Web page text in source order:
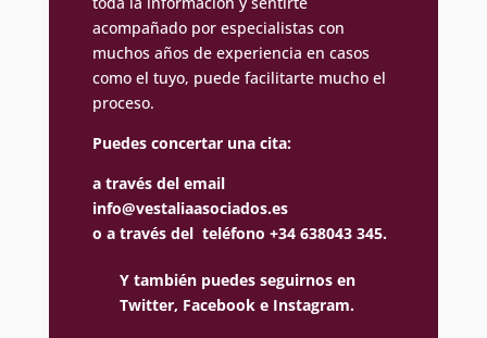
acompañado por especialistas con
muchos años de experiencia en casos
como el tuyo, puede facilitarte mucho el
proceso.
Puedes concertar una cita:
a través del email
info@vestaliaasociados.es
o a través del teléfono +34 638043 345.
Y también puedes seguirnos en
Twitter, Facebook e Instagram.